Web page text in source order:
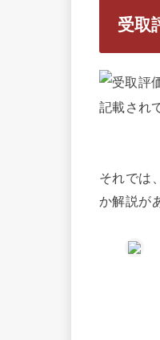
受取
それでは
か解説が